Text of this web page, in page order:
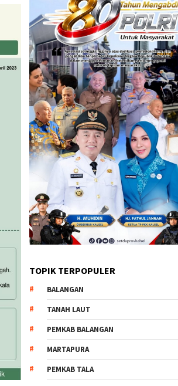
TOPIK TERPOPULER
BALANGAN
TANAH LAUT
PEMKAB BALANGAN
MARTAPURA
PEMKAB TALA